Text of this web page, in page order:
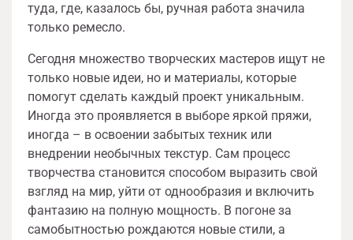
туда, где, казалось бы, ручная работа значила
только ремесло.
Сегодня множество творческих мастеров ищут не
только новые идеи, но и материалы, которые
помогут сделать каждый проект уникальным.
Иногда это проявляется в выборе яркой пряжи,
иногда – в освоении забытых техник или
внедрении необычных текстур. Сам процесс
творчества становится способом выразить свой
взгляд на мир, уйти от однообразия и включить
фантазию на полную мощность. В погоне за
самобытностью рождаются новые стили, а